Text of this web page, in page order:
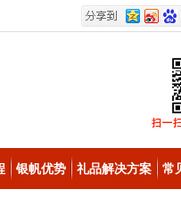
银帆优势 礼品解决方案 常